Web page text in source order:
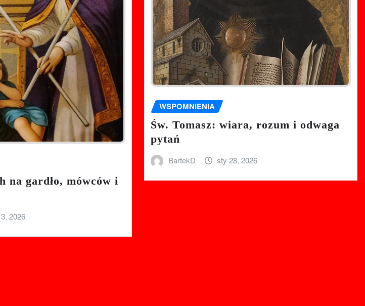
na gardło, mówców i
2026
WSPOMNIENIA
Św. Tomasz: wiara, rozum i odwaga
pytań
BartekD sty 28, 2026